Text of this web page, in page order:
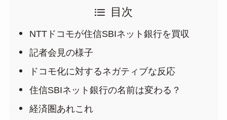
目次
NTTドコモが住信SBIネット銀行を買収
記者会見の様子
ドコモ化に対するネガティブな反応
住信SBIネット銀行の名前は変わる？
経済圏あれこれ